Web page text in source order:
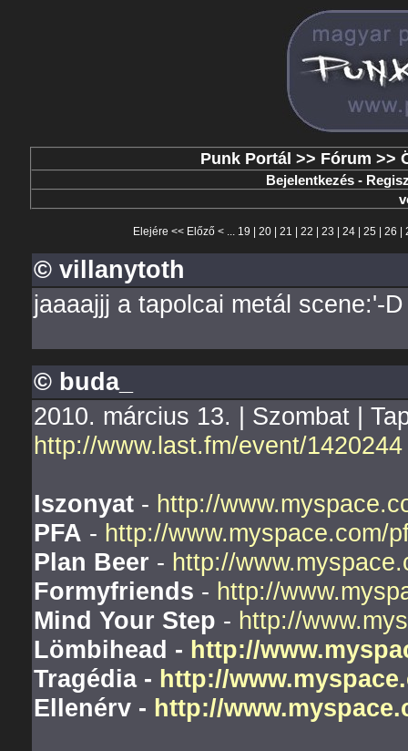
Punk Portál >> Fórum >>
Bejelentkezés -
Elejére << Előző< ... 19 20| 21 22 23 24| 25 26
© villanytoth
jaaaajjj a tapolcai metál scene:'-D
© buda_
2010. március 13. | Szombat |
http://www.last.fm/event/1420244
Iszonyat- http://
PFA - http://www.myspace.com/
Plan Beer - http://
Formyfriends - http://
Mind Your Step - http://
Lömbihead - http://
Tragédia- http://
Ellenérv- http://